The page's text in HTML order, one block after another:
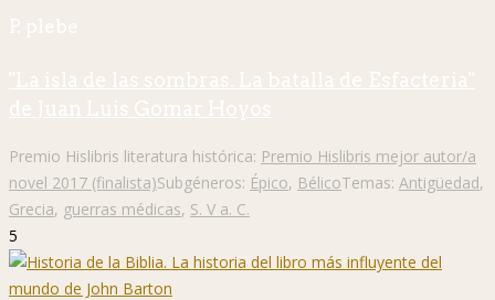
P. plebe
"La isla de las sombras. La batalla de Esfacteria"
de Juan Luis Gomar Hoyos
Premio Hislibris literatura histórica: Premio Hislibris mejor autor/a
novel 2017 (finalista)Subgéneros: Épico, BélicoTemas: Antigüedad,
Grecia, guerras médicas, S. V a. C.
5